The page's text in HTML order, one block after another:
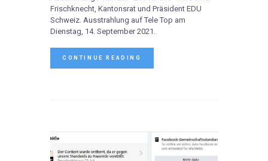
Frischknecht, Kantonsrat und Präsident EDU
Schweiz. Ausstrahlung auf Tele Top am
Dienstag, 14. September 2021.
CONTINUE READING